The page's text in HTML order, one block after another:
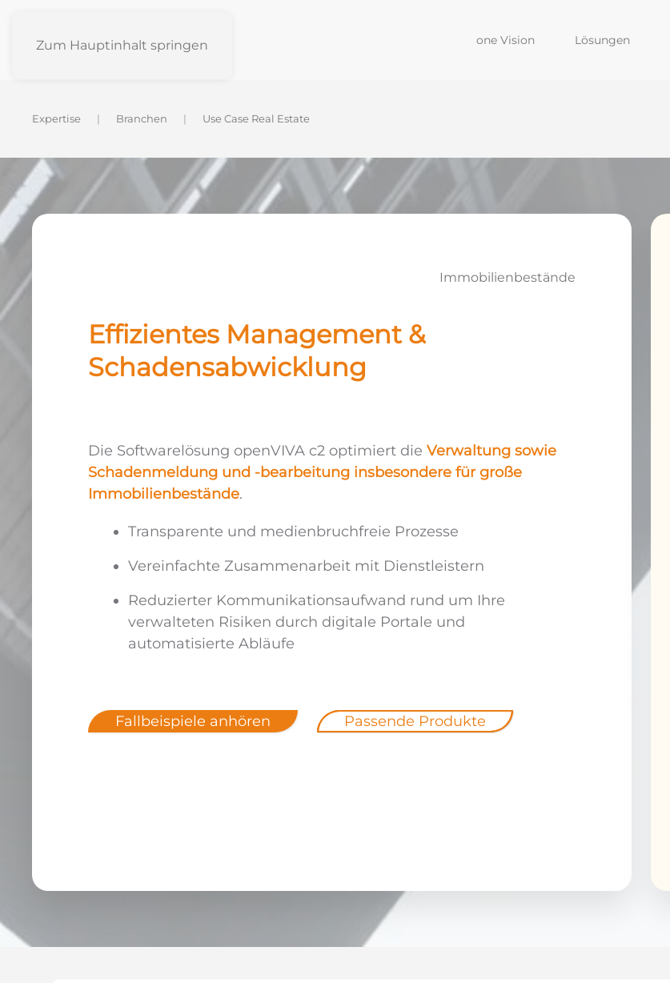
Zum Hauptinhalt springen one Vision Lösungen
Expertise Branchen Use Case Real Estate
Immobilienbestände
Effizientes Management &
Schadensabwicklung
Die Softwarelösung openVIVA c2 optimiert die Verwaltung sowie
Schadenmeldung und -bearbeitung insbesondere für große
Immobilienbestände.
Transparente und medienbruchfreie Prozesse
Vereinfachte Zusammenarbeit mit Dienstleistern
Reduzierter Kommunikationsaufwand rund um Ihre
verwalteten Risiken durch digitale Portale und
automatisierte Abläufe
Fallbeispiele anhören Passende Produkte